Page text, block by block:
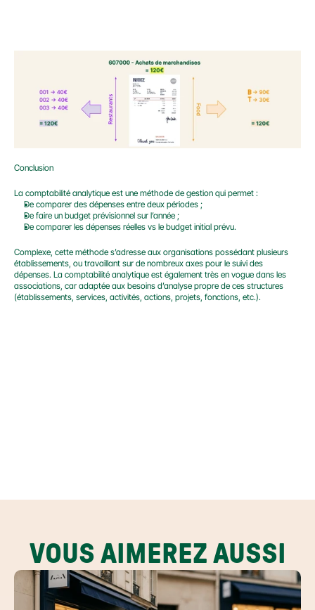
Conclusion
La comptabilité analytique est une méthode de gestion qui permet :
De comparer des dépenses entre deux périodes ;
De faire un budget prévisionnel sur l’année ;
De comparer les dépenses réelles vs le budget initial prévu.
Complexe, cette méthode s’adresse aux organisations possédant plusieurs
établissements, ou travaillant sur de nombreux axes pour le suivi des
dépenses. La comptabilité analytique est également très en vogue dans les
associations, car adaptée aux besoins d’analyse propre de ces structures
(établissements, services, activités, actions, projets, fonctions, etc.).
VOUS AIMEREZ AUSSI